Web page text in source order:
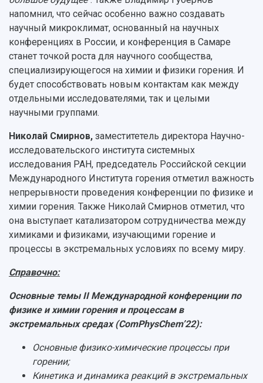
напомнил, что сейчас особенно важно создавать
научный микроклимат, основанный на научных
конференциях в России, и конференция в Самаре
станет точкой роста для научного сообщества,
специализирующегося на химии и физики горения. И
будет способствовать новым контактам как между
отдельными исследователями, так и целыми
научными группами.
Николай Смирнов, заместитетель директора Научно-
исследовательского института системных
исследования РАН, председатель Российской секции
Международного Института горения отметил важность
непрерывности проведения конференции по физике и
химии горения. Также Николай Смирнов отметил, что
она выступает катализатором сотрудничества между
химиками и физиками, изучающими горение и
процессы в экстремальных условиях по всему миру.
Справочно:
Основные темы II Международной конференции по
физике и химии горения и процессам в
экстремальных средах (ComPhysChem’22):
Основные физико-химические процессы при
горении;
Кинетика и динамика реакций в экстремальных